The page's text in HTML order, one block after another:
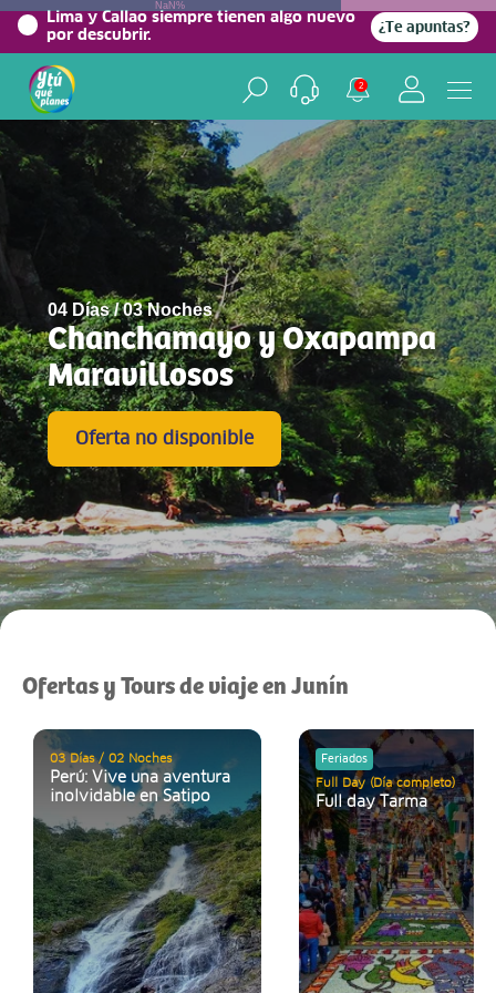
Lima y Callao siempre tienen algo nuevo
por descubrir.
¿Te apuntas?
2
NaN%
04 Días / 03 Noches
Chanchamayo y Oxapampa
Maravillosos
Oferta no disponible
Ofertas y Tours de viaje en Junín
03 Días / 02 Noches
Perú: Vive una aventura
inolvidable en Satipo
Feriados
Full Day (Día completo)
Full day Tarma